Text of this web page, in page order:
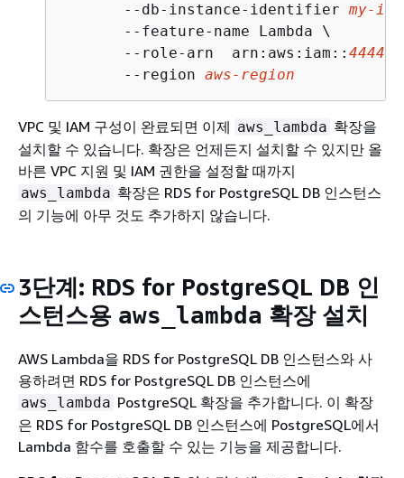
--db-instance-identifier my-
       --feature-name Lambda \
       --role-arn  arn:aws:iam::
       --region
aws-region
VPC 및 IAM 구성이 완료되면 이제 aws_lambda 확장을
설치할 수 있습니다. 확장은 언제든지 설치할 수 있지만 올
바른 VPC 지원 및 IAM 권한을 설정할 때까지
aws_lambda 확장은 RDS for PostgreSQL DB 인스턴스
의 기능에 아무 것도 추가하지 않습니다.
3단계: RDS for PostgreSQL DB 인
스턴스용 aws_lambda 확장 설치
AWS Lambda을 RDS for PostgreSQL DB 인스턴스와 사
용하려면 RDS for PostgreSQL DB 인스턴스에
aws_lambda PostgreSQL 확장을 추가합니다. 이 확장
은 RDS for PostgreSQL DB 인스턴스에 PostgreSQL에서
Lambda 함수를 호출할 수 있는 기능을 제공합니다.